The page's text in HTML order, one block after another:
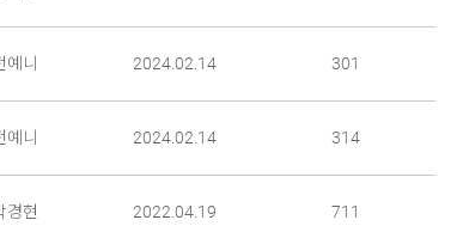
예니 2024.02.14 301
예니 2024.02.14 314
경현 2022.04.19 711